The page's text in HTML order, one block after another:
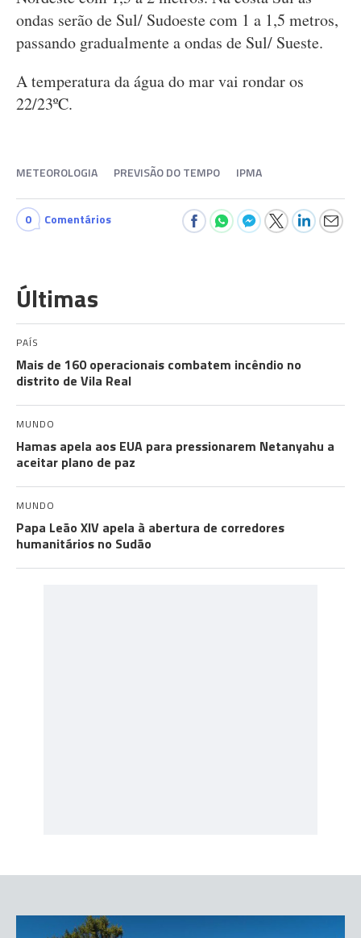
ondas serão de Sul/ Sudoeste com 1 a 1,5 metros,
passando gradualmente a ondas de Sul/ Sueste.
A temperatura da água do mar vai rondar os
22/23ºC.
METEOROLOGIA PREVISÃO DO TEMPO IPMA
0 Comentários
Últimas
PAÍS
Mais de 160 operacionais combatem incêndio no
distrito de Vila Real
MUNDO
Hamas apela aos EUA para pressionarem Netanyahu a
aceitar plano de paz
MUNDO
Papa Leão XIV apela à abertura de corredores
humanitários no Sudão